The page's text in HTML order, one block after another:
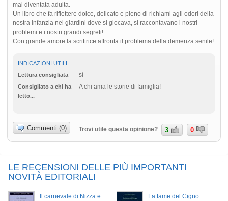
mai diventata adulta.
Un libro che fa riflettere dolce, delicato e pieno di richiami agli odori della
nostra infanzia nei giardini dove si giocava, si raccontavano i nostri
problemi e i nostri grandi segreti!
Con grande amore la scrittrice affronta il problema della demenza senile!
INDICAZIONI UTILI
Lettura consigliata
sì
Consigliato a chi ha
letto...
A chi ama le storie di famiglia!
Commenti (0) Trovi utile questa opinione? 3 0
LE RECENSIONI DELLE PIÙ IMPORTANTI
NOVITÀ EDITORIALI
Il carnevale di Nizza e
La fame del Cigno